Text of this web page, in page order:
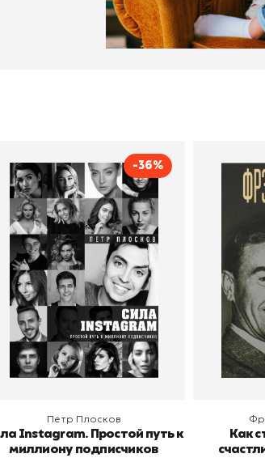
-36%
Сила Instagram. Простой
путь к миллиону
подписчиков
Автор
Петр Плосков
Издательство
Бомбора
В корзину
Петр Плосков
Instagram. Простой путь к
миллиону подписчиков
Как
В
Как